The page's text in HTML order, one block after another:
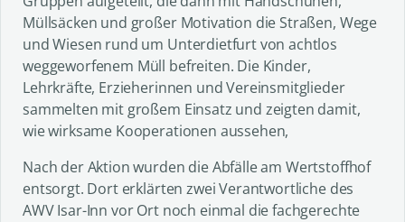
Müllsäcken und großer Motivation die Straßen, Wege
und Wiesen rund um Unterdietfurt von achtlos
weggeworfenem Müll befreiten. Die Kinder,
Lehrkräfte, Erzieherinnen und Vereinsmitglieder
sammelten mit großem Einsatz und zeigten damit,
wie wirksame Kooperationen aussehen,
Nach der Aktion wurden die Abfälle am Wertstoffhof
entsorgt. Dort erklärten zwei Verantwortliche des
AWV Isar-Inn vor Ort noch einmal die fachgerechte